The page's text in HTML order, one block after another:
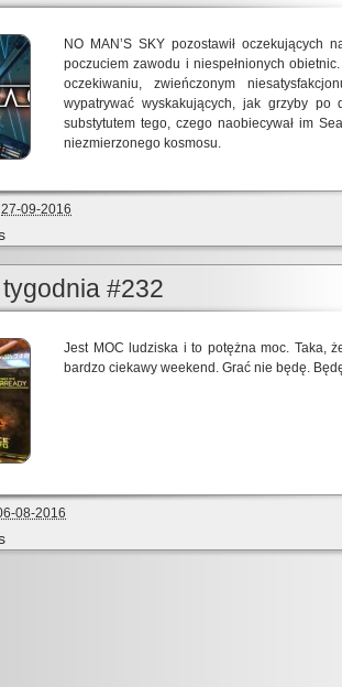
NO MAN’S SKY pozostawił oczekujących
poczuciem zawodu i niespełnionych
oczekiwaniu, zwieńczonym
wypatrywać wyskakujących, jak grzyby po
substytutem tego, czego naobiecywał im
niezmierzonego kosmosu.
27-09-2016
#232
Jest MOC ludziska i to potężna moc. Taka,
bardzo ciekawy weekend. Grać nie będę.
08-2016